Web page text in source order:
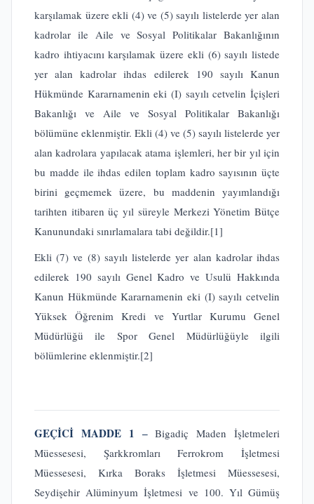
karşılamak üzere ekli (4) ve (5) sayılı listelerde yer alan
kadrolar ile Aile ve Sosyal Politikalar Bakanlığının
kadro ihtiyacını karşılamak üzere ekli (6) sayılı listede
yer alan kadrolar ihdas edilerek 190 sayılı Kanun
Hükmünde Kararnamenin eki (I) sayılı cetvelin İçişleri
Bakanlığı ve Aile ve Sosyal Politikalar Bakanlığı
bölümüne eklenmiştir. Ekli (4) ve (5) sayılı listelerde yer
alan kadrolara yapılacak atama işlemleri, her bir yıl için
bu madde ile ihdas edilen toplam kadro sayısının üçte
birini geçmemek üzere, bu maddenin yayımlandığı
tarihten itibaren üç yıl süreyle Merkezi Yönetim Bütçe
Kanunundaki sınırlamalara tabi değildir.[1]
Ekli (7) ve (8) sayılı listelerde yer alan kadrolar ihdas
edilerek 190 sayılı Genel Kadro ve Usulü Hakkında
Kanun Hükmünde Kararnamenin eki (I) sayılı cetvelin
Yüksek Öğrenim Kredi ve Yurtlar Kurumu Genel
Müdürlüğü ile Spor Genel Müdürlüğüyle ilgili
bölümlerine eklenmiştir.[2]
GEÇİCİ MADDE 1 ‒Bigadiç Maden İşletmeleri
Müessesesi, Şarkkromları Ferrokrom İşletmesi
Müessesesi, Kırka Boraks İşletmesi Müessesesi,
Seydişehir Alüminyum İşletmesi ve 100. Yıl Gümüş